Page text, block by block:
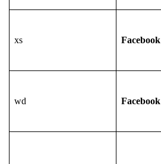
xs Facebook
wd Facebook